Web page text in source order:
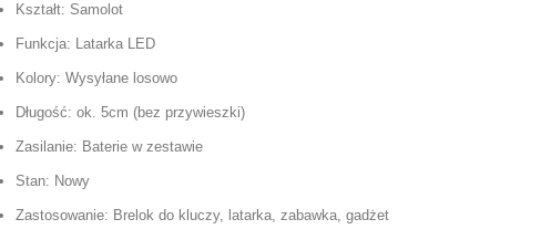
Kształt: Samolot
Funkcja: Latarka LED
Kolory: Wysyłane losowo
Długość: ok. 5cm (bez przywieszki)
Zasilanie: Baterie w zestawie
Stan: Nowy
Zastosowanie: Brelok do kluczy, latarka, zabawka, gadżet